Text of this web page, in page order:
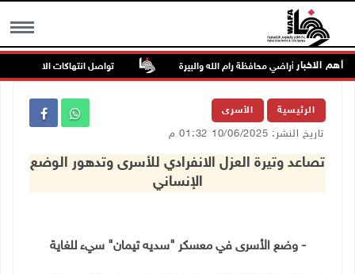
MENU أهم الاخبار تواصل انتهاكات الاحتلال
الرئيسية الأسرى
تاريخ النشر: 10/06/2025 01:32 م
تصاعد وتيرة العزل الانفرادي للأسرى وتدهور الوضع
الإنساني
- وضع الأسرى في معسكر "سديه تيمان" سيء للغاية